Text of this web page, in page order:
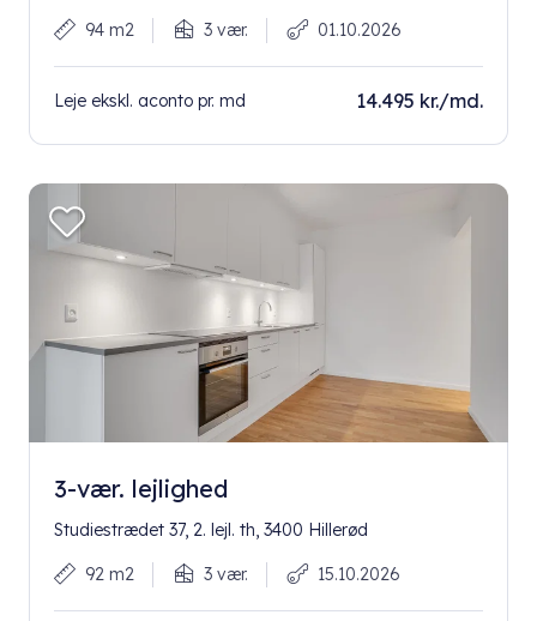
94 m2 3 vær. 01.10.2026
Leje ekskl. aconto pr. md 14.495 kr./md.
3-vær. lejlighed
Studiestrædet 37, 2. lejl. th, 3400 Hillerød
92 m2 3 vær. 15.10.2026